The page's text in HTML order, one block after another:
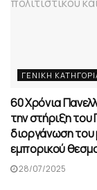
ΓΕΝΙΚΉ
60 Χρόνια
την στήριξη
διοργάνωση του
εμπορικού
28/07/2025